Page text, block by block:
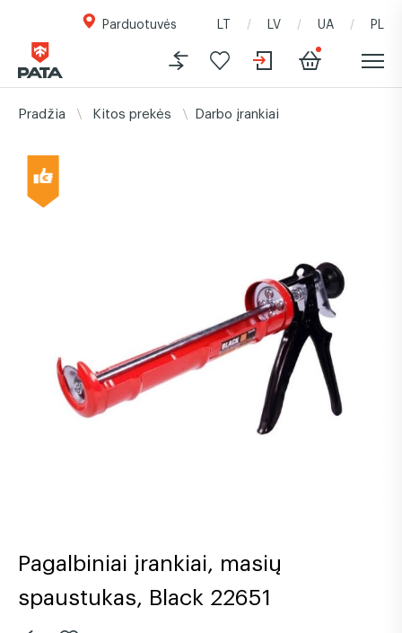
Parduotuvės LT LV UA PL
Pradžia Kitos prekės Darbo įrankiai
Pagalbiniai įrankiai, masių
spaustukas, Black 22651